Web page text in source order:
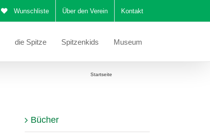
Wunschliste Über den Verein Kontakt
die Spitze Spitzenkids Museum
Startseite
Bücher